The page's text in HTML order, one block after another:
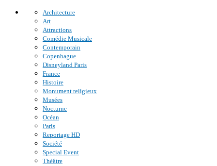
Architecture
Art
Attractions
Comédie Musicale
Contemporain
Copenhague
Disneyland Paris
France
Histoire
Monument religieux
Musées
Nocturne
Océan
Paris
Reportage HD
Société
Special Event
Théâtre